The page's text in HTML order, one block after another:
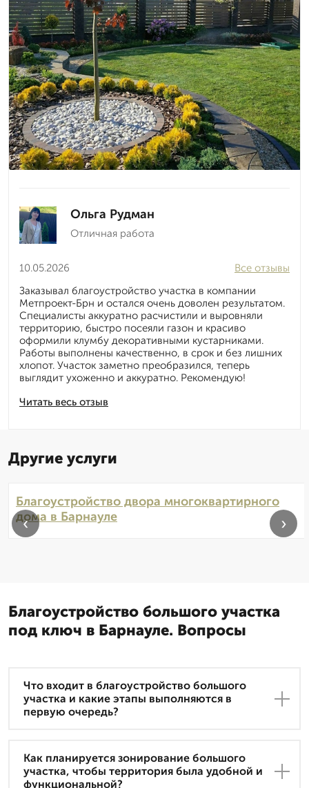
Ольга Рудман
Отличная работа
10.05.2026
Читать весь отзыв
Все отзывы
Заказывал благоустройство участка в компании
Метпроект-Брн и остался очень доволен результатом.
Специалисты аккуратно расчистили и выровняли
территорию, быстро посеяли газон и красиво
оформили клумбу декоративными кустарниками.
Работы выполнены качественно, в срок и без лишних
хлопот. Участок заметно преобразился, теперь
выглядит ухоженно и аккуратно. Рекомендую!
Другие услуги
Благоустройство двора многоквартирного
дома в Барнауле
‹ ›
Благоустройство большого участка
под ключ в Барнауле. Вопросы
Что входит в благоустройство большого
участка и какие этапы выполняются в
первую очередь?
Как планируется зонирование большого
участка, чтобы территория была удобной и
функциональной?